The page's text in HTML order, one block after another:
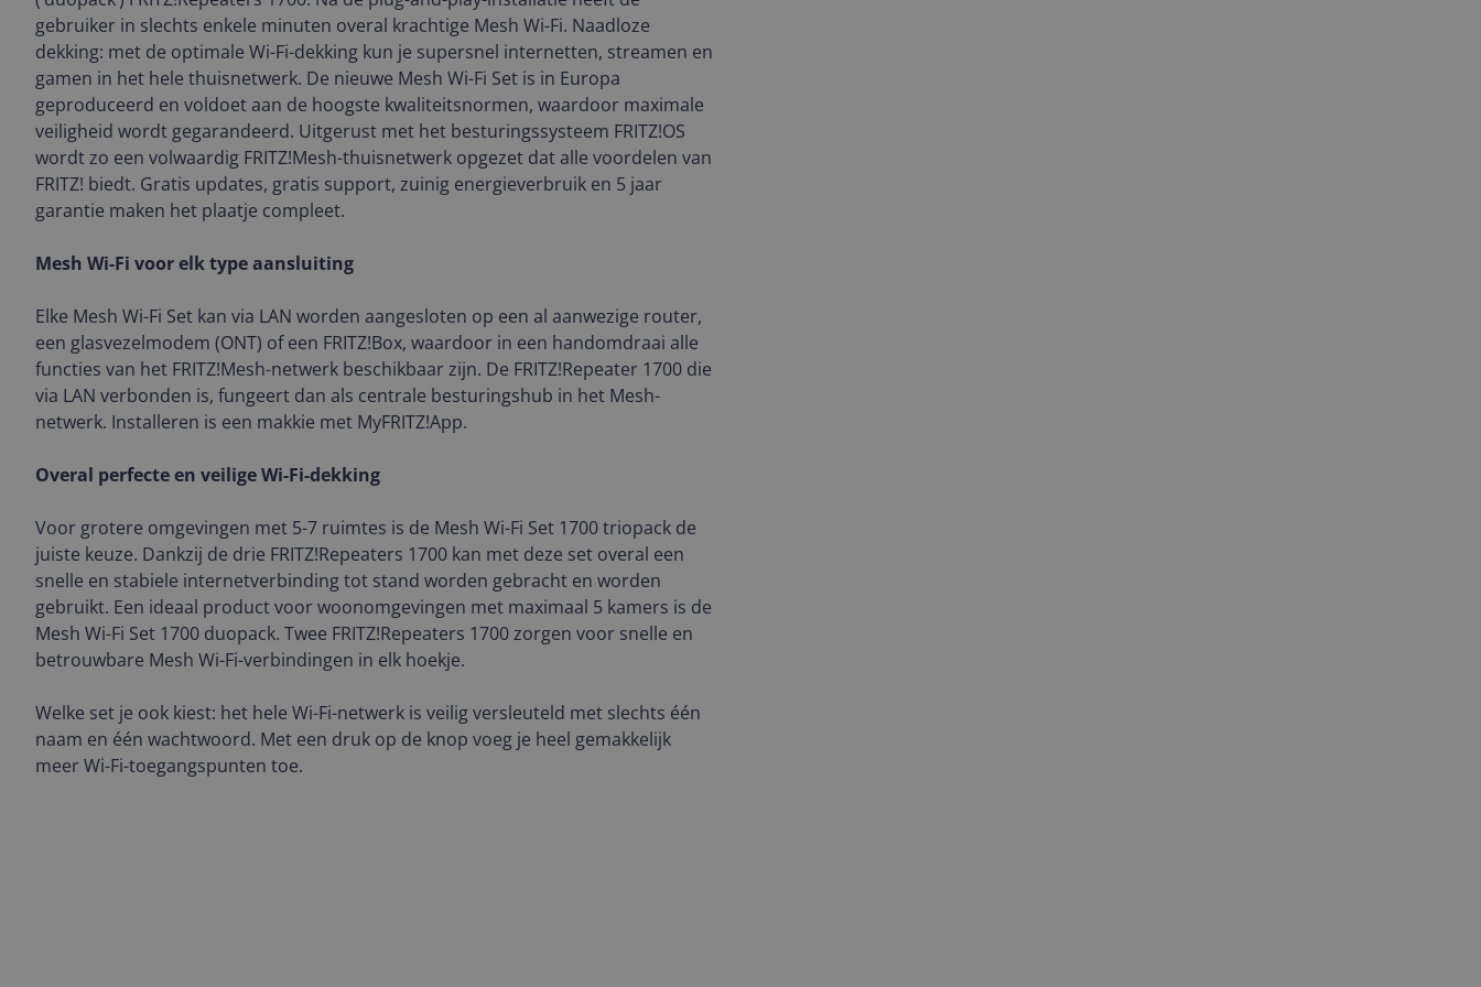
gebruiker in slechts enkele minuten overal krachtige Mesh Wi-Fi. Naadloze
dekking: met de optimale Wi-Fi-dekking kun je supersnel internetten, streamen en
gamen in het hele thuisnetwerk. De nieuwe Mesh Wi-Fi Set is in Europa
geproduceerd en voldoet aan de hoogste kwaliteitsnormen, waardoor maximale
veiligheid wordt gegarandeerd. Uitgerust met het besturingssysteem FRITZ!OS
wordt zo een volwaardig FRITZ!Mesh-thuisnetwerk opgezet dat alle voordelen van
FRITZ! biedt. Gratis updates, gratis support, zuinig energieverbruik en 5 jaar
garantie maken het plaatje compleet.
Mesh Wi-Fi voor elk type aansluiting
Elke Mesh Wi-Fi Set kan via LAN worden aangesloten op een al aanwezige router,
een glasvezelmodem (ONT) of een FRITZ!Box, waardoor in een handomdraai alle
functies van het FRITZ!Mesh-netwerk beschikbaar zijn. De FRITZ!Repeater 1700 die
via LAN verbonden is, fungeert dan als centrale besturingshub in het Mesh-
netwerk. Installeren is een makkie met MyFRITZ!App.
Overal perfecte en veilige Wi-Fi-dekking
Voor grotere omgevingen met 5-7 ruimtes is de Mesh Wi-Fi Set 1700 triopack de
juiste keuze. Dankzij de drie FRITZ!Repeaters 1700 kan met deze set overal een
snelle en stabiele internetverbinding tot stand worden gebracht en worden
gebruikt. Een ideaal product voor woonomgevingen met maximaal 5 kamers is de
Mesh Wi-Fi Set 1700 duopack. Twee FRITZ!Repeaters 1700 zorgen voor snelle en
betrouwbare Mesh Wi-Fi-verbindingen in elk hoekje.
Welke set je ook kiest: het hele Wi-Fi-netwerk is veilig versleuteld met slechts één
naam en één wachtwoord. Met een druk op de knop voeg je heel gemakkelijk
meer Wi-Fi-toegangspunten toe.